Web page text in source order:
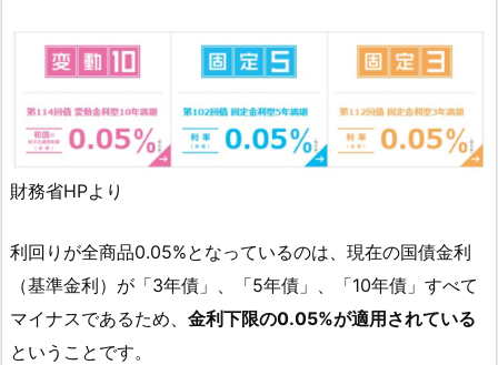
財務省HPより
利回りが全商品0.05%となっているのは、現在の国債金利
（基準金利）が「3年債」、「5年債」、「10年債」すべて
マイナスであるため、 金利下限の0.05%が適用されている
ということです。